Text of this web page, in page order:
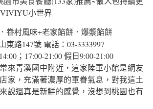
．眷村風味+老家餡餅．爆漿餡餅
東路147號 電話：03-3333997
；17:00-21:00 假日9:00-21:00
來青溪國中附近，這家陸軍小館是網友
家，充滿著濃厚的軍眷氣息，對我這土
說還真是新鮮的感覺，沒想到桃園也有